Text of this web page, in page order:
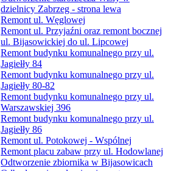
dzielnicy Zabrzeg - strona lewa
Remont ul. Węglowej
Remont ul. Przyjaźni oraz remont bocznej
ul. Bijasowickiej do ul. Lipcowej
Remont budynku komunalnego przy ul.
Jagiełły 84
Remont budynku komunalnego przy ul.
Jagiełły 80-82
Remont budynku komunalnego przy ul.
Warszawskiej 396
Remont budynku komunalnego przy ul.
Jagiełły 86
Remont ul. Potokowej - Wspólnej
Remont placu zabaw przy ul. Hodowlanej
Odtworzenie zbiornika w Bijasowicach